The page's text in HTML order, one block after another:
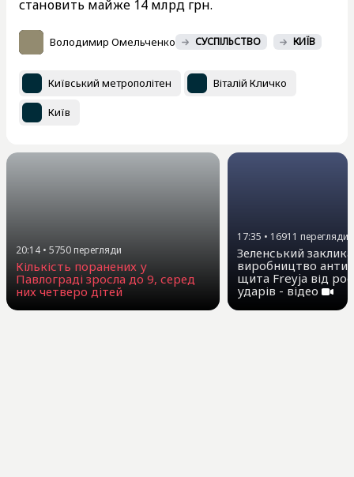
становить майже 14 млрд грн.
Володимир Омельченко СУСПІЛЬСТВО КИЇВ
Київський метрополітен Віталій Кличко
Київ
20:14 • 5750 перегляди
Кількість поранених у
Павлограді зросла до 9, серед
них четверо дітей
17:35 • 16911 перегляди
Зеленський
виробництво
щита Freyja від
ударів - відео